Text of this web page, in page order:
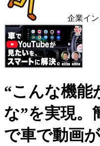
企業イ
“こんな機能
な”を実現。
で車で動画